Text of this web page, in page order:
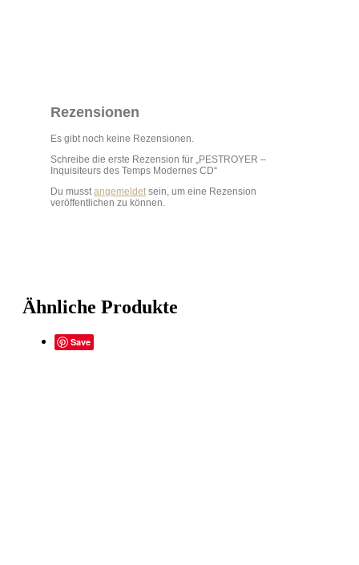
Rezensionen
Es gibt noch keine Rezensionen.
Schreibe die erste Rezension für „PESTROYER –
Inquisiteurs des Temps Modernes CD“
Du musstangemeldetsein, um eine Rezension
veröffentlichen zu können.
Ähnliche Produkte
Save